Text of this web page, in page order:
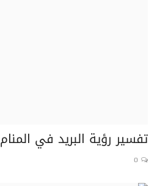
تفسير رؤية البريد في المنام
0